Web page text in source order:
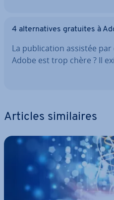
4 al­ter­na­tives gratuites à
La pu­bli­ca­tion assistée
Adobe est trop chère ? Il
Articles si­mi­laires